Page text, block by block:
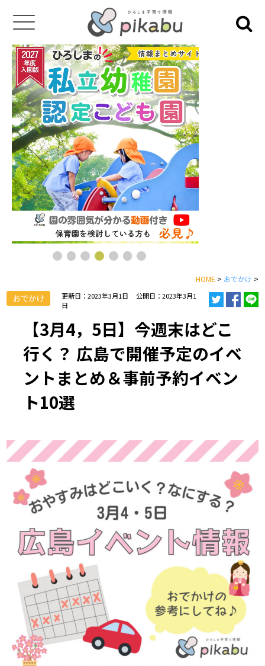
HOME > おでかけ >
おでかけ 更新日：2023年3月1日
公開日：2023年3月1
日
【3月4，5日】今週末はどこ
行く？ 広島で開催予定のイベ
ントまとめ＆事前予約イベン
ト10選